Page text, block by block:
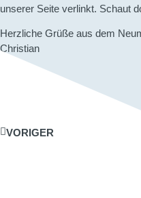
unserer Seite verlinkt. Schaut
Herzliche Grüße aus dem
Christian
VORIGER